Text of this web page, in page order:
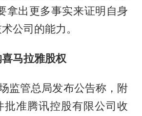
拿出更多事实来证明自身
公司的能力。
马拉雅股权
监管总局发布公告称，附
批准腾讯控股有限公司收